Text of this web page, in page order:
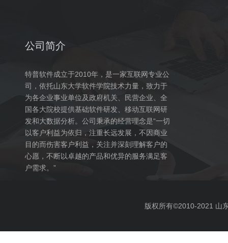
公司简介
特普软件成立于2010年，是一家互联网专业公
司，依托山东大学软件学院技术力量，致力于
为各企业事业单位及政府机关、民营企业、全
国各大院校提供基础软件研发、移动互联网研
发和大数据分析。公司秉承的经营理念是“一切
以客户利益为依归，注重长远发展，不因商业
目的而伤害客户利益，关注并深刻理解客户的
心愿，不断以卓越的产品和优异的服务满足客
户需求。”
版权所有©2010-2021 山